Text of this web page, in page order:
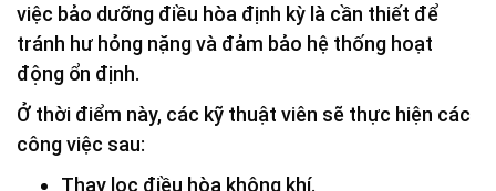
việc bảo dưỡng điều hòa định kỳ là cần thiết để
tránh hư hỏng nặng và đảm bảo hệ thống hoạt
động ổn định.
Ở thời điểm này, các kỹ thuật viên sẽ thực hiện các
công việc sau:
Thay lọc điều hòa không khí.